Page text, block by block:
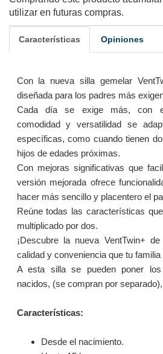
utilizar en futuras compras.
Características Opiniones
Con la nueva silla gemelar
diseñada para los padres más
Cada día se exige más, con
comodidad y versatilidad se
específicas, como cuando tienen
hijos de edades próximas.
Con mejoras significativas que
versión mejorada ofrece
hacer más sencillo y placentero el
Reúne todas las características
multiplicado por dos.
¡Descubre la nueva VentTwin+
calidad y conveniencia que tu familia
A esta silla se pueden poner
nacidos, (se compran por
Características:
Desde el nacimiento.